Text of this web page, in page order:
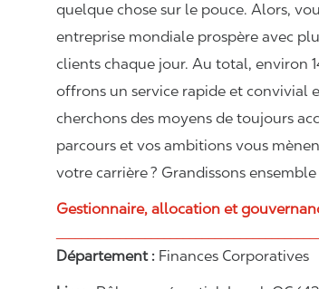
quelque chose sur le pouce. Alors,
entreprise mondiale prospère avec
clients chaque jour. Au total, environ
offrons un service rapide et convivial
cherchons des moyens de toujours
parcours et vos ambitions vous
votre carrière ? Grandissons ensemble
Gestionnaire, allocation et
Département : Finances Corporatives